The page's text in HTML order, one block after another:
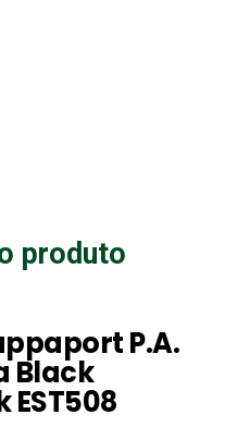
produto
P.A.
Black
EST508